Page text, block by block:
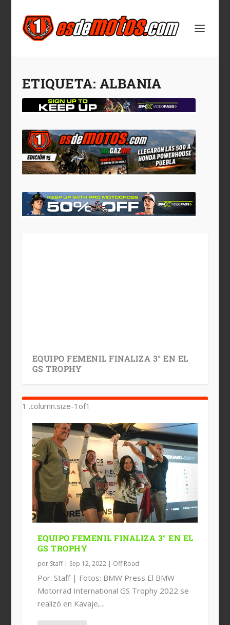
ETIQUETA: ALBANIA
EQUIPO FEMENIL FINALIZA 3° EN EL
GS TROPHY
EQUIPO FEMENIL FINALIZA 3° EN EL
GS TROPHY
por Staff| Sep 12, 2022| Off Road
Por: Staff | Fotos: BMW Press El BMW
Motorrad International GS Trophy 2022 se
realizó en Kavaje,...